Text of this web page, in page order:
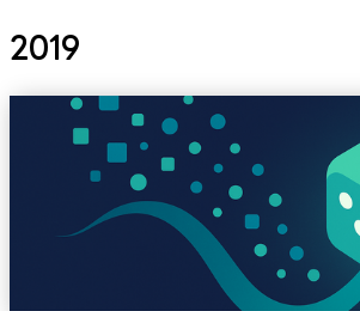
2019